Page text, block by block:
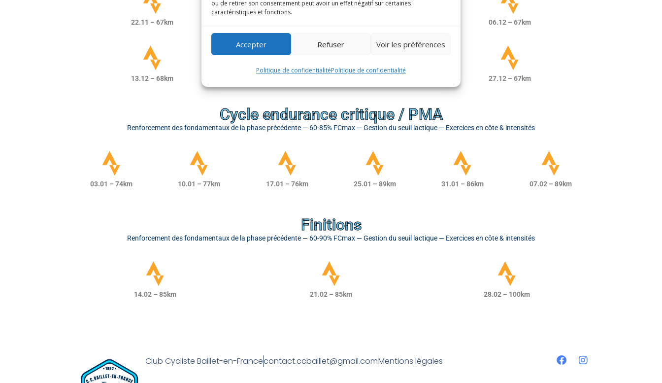
ou de retirer son consentement peut avoir un effet négatif sur certaines
caractéristiques et fonctions.
Accepter Refuser Voir les préférences
Politique de confidentialitéPolitique de confidentialité
22.11 – 67km 06.12 – 67km
13.12 – 68km 27.12 – 67km
Cycle endurance critique / PMA
Renforcement des fondamentaux de la phase précédente — 60-85% FCmax — Gestion du seuil lactique — Exercices en côte & intensités
03.01 – 74km 10.01 – 77km 17.01 – 76km 25.01 – 89km 31.01 – 86km 07.02 – 89km
Finitions
Renforcement des fondamentaux de la phase précédente — 60-90% FCmax — Gestion du seuil lactique — Exercices en côte & intensités
14.02 – 85km 21.02 – 85km 28.02– 100km
Club Cycliste Baillet-en-Francecontact.ccbaillet@gmail.comMentions légales